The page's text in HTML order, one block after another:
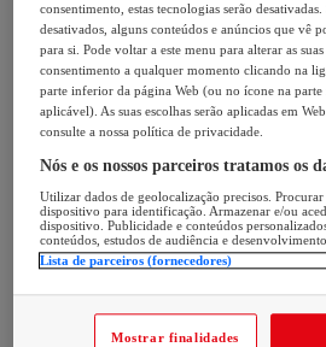
consentimento, estas tecnologias serão
desativados, alguns conteúdos e anúncios que vê
para si. Pode voltar a este menu para alterar as
consentimento a qualquer momento clicando na
parte inferior da página Web (ou no ícone na
aplicável). As suas escolhas serão aplicadas em
consulte a nossa política de privacidade.
Nós e os nossos parceiros tratamos os
Utilizar dados de geolocalização precisos. Procurar
dispositivo para identificação. Armazenar e/ou
dispositivo. Publicidade e conteúdos
conteúdos, estudos de audiência e
Lista de parceiros (fornecedores)
Mostrar finalidades